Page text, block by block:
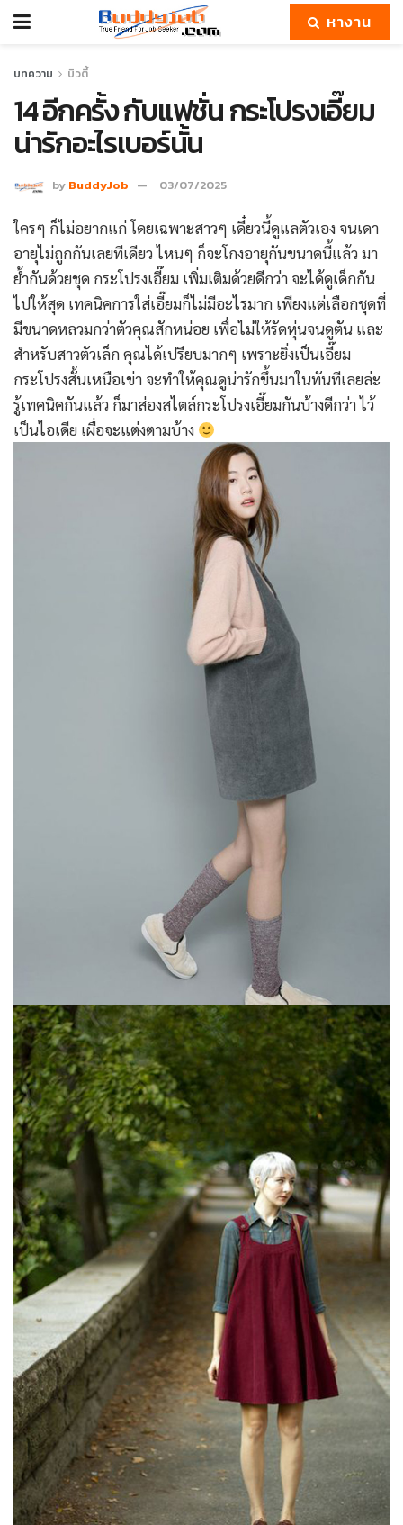
หางาน
บทความ บิวตี้
14 อีกครั้ง กับแฟชั่น กระโปรงเอี๊ยม
น่ารักอะไรเบอร์นั้น
by BuddyJob 03/07/2025
ใครๆ ก็ไม่อยากแก่ โดยเฉพาะสาวๆ เดี๋ยวนี้ดูแลตัวเอง จนเดา
อายุไม่ถูกกันเลยทีเดียว ไหนๆ ก็จะโกงอายุกันขนาดนี้แล้ว มา
ย้ำกันด้วยชุด กระโปรงเอี๊ยม เพิ่มเติมด้วยดีกว่า จะได้ดูเด็กกัน
ไปให้สุด เทคนิคการใส่เอี๊ยมก็ไม่มีอะไรมาก เพียงแต่เลือกชุดที่
มีขนาดหลวมกว่าตัวคุณสักหน่อย เพื่อไม่ให้รัดหุ่นจนดูตัน และ
สำหรับสาวตัวเล็ก คุณได้เปรียบมากๆ เพราะยิ่งเป็นเอี๊ยม
กระโปรงสั้นเหนือเข่า จะทำให้คุณดูน่ารักขึ้นมาในทันทีเลยล่ะ
รู้เทคนิคกันแล้ว ก็มาส่องสไตล์กระโปรงเอี๊ยมกันบ้างดีกว่า ไว้
เป็นไอเดีย เผื่อจะแต่งตามบ้าง